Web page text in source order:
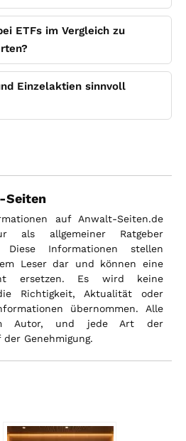
ETFs im Vergleich zu
Einzelaktien sinnvoll
Seiten
auf Anwalt-Seiten.de
als allgemeiner Ratgeber
Diese Informationen stellen
Leser dar und können eine
ersetzen. Es wird keine
Richtigkeit, Aktualität oder
übernommen. Alle
Autor, und jede Art der
Genehmigung.